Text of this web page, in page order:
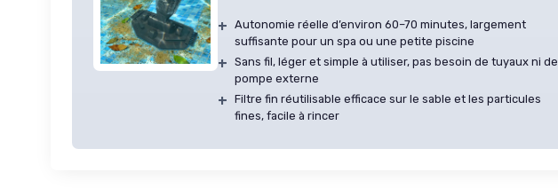
+ Autonomie réelle d’environ 60–70 minutes, largement
suffisante pour un spa ou une petite piscine
+ Sans fil, léger et simple à utiliser, pas besoin de tuyaux ni de
pompe externe
+ Filtre fin réutilisable efficace sur le sable et les particules
fines, facile à rincer